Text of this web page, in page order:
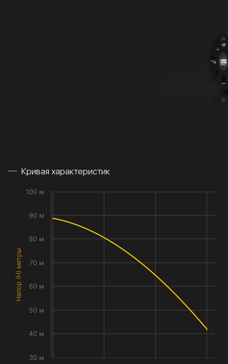
Кривая характеристик
Напор (H) метры
30 м
40 м
50 м
60 м
70 м
80 м
90 м
100 м